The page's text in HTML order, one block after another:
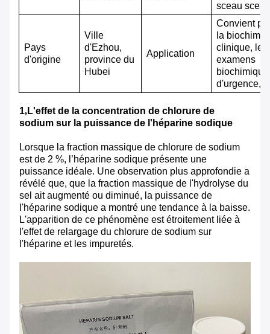
sceau scellé
Pays
d'origine
Ville
d'Ezhou,
province du
Hubei
Application
Convient
la biochimie
clinique, les
examens
d'urgence,
1,L'effet de la concentration de chlorure de
sodium sur la puissance de l'héparine sodique
Lorsque la fraction massique de chlorure de sodium
est de 2 %, l’héparine sodique présente une
puissance idéale. Une observation plus approfondie a
révélé que, que la fraction massique de l'hydrolyse du
sel ait augmenté ou diminué, la puissance de
l'héparine sodique a montré une tendance à la baisse.
L'apparition de ce phénomène est étroitement liée à
l'effet de relargage du chlorure de sodium sur
l'héparine et les impuretés.